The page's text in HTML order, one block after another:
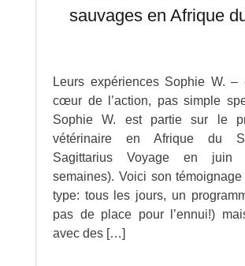
sauvages en Afrique
Leurs expériences Sophie W. –
cœur de l’action, pas simple
Sophie W. est partie sur le
vétérinaire en Afrique du
Sagittarius Voyage en juin
semaines). Voici son
type: tous les jours, un
pas de place pour l’ennui!)
avec des […]